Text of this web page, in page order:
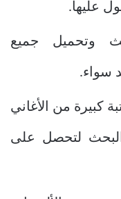
عليها.
وتحميل جميع
سواء.
كبيرة من الأغاني
لتحصل على